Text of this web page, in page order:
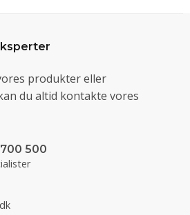
produkter eller
du altid kontakte vores
500